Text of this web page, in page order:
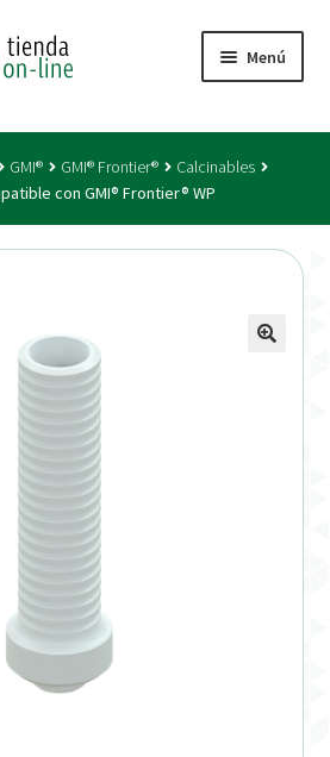
Menú
GMI® GMI® Frontier®
Calcinables
con GMI® Frontier® WP